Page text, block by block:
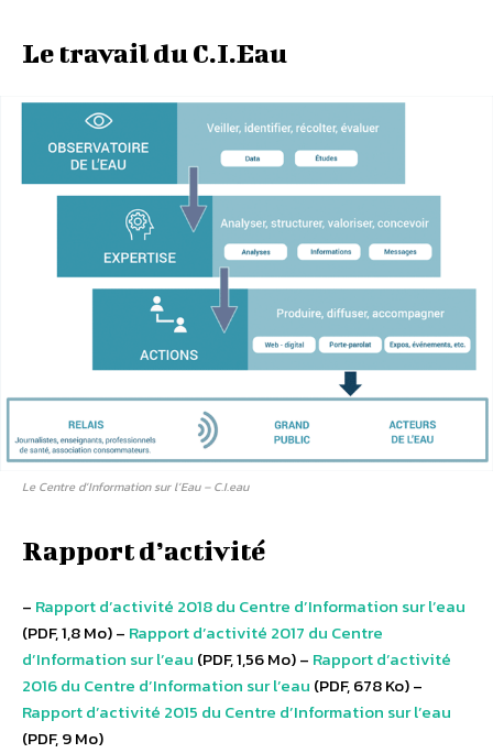
Le travail du C.I.Eau
Le Centre d’Information sur l’Eau – C.I.eau
Rapport d’activité
– Rapport d’activité 2018 du Centre d’Information sur l’eau
(PDF, 1,8 Mo) – Rapport d’activité 2017 du Centre
d’Information sur l’eau (PDF, 1,56 Mo) – Rapport d’activité
2016 du Centre d’Information sur l’eau (PDF, 678 Ko) –
Rapport d’activité 2015 du Centre d’Information sur l’eau
(PDF, 9 Mo)